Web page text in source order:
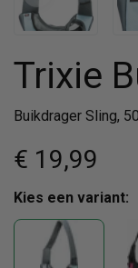
Trixie
Buikdrager Sling,
€ 19,99
Kies een variant: